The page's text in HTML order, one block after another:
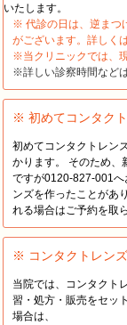
いたします。
※ 代診の日は、逆まつ
がございます。詳しく
※当クリニックでは、
※詳しい診察時間など
※ 初めてコンタク
初めてコンタクトレン
かります。 そのため、
ですが0120-827-001へ
ンズを作ったことがあ
れる場合はご予約を取
※ コンタクトレン
当院では、コンタクト
習・処方・販売をセッ
場合は、